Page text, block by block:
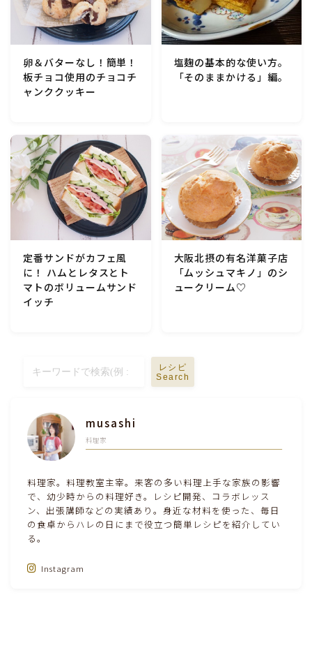
行事食(おせち・ハロウィン・クリスマス・雛祭り・子
供の日・七夕等)
乾物・海藻・麩料理
漬物・ピクルス・保存食・発酵食品
圧力鍋使用の料理
ソース・ドレッシング・たれ・ディップ類
ドリンク・シロップ・ジャム類
テーブルコーディネート・食器・調理器具
離乳食・キッズメニュー
その他徒然
卵＆バターなし！簡単！
板チョコ使用のチョコチ
ャンククッキー
塩麹の基本的な使い方。
「そのままかける」編。
定番サンドがカフェ風
に！ ハムとレタスとト
マトのボリュームサンド
イッチ
大阪北摂の有名洋菓子店
「ムッシュマキノ」のシ
ュークリーム♡
レシピ
Search
musashi
料理家
料理家。料理教室主宰。来客の多い料理上手な家族の影響
で、幼少時からの料理好き。レシピ開発、コラボレッス
ン、出張講師などの実績あり。身近な材料を使った、毎日
の食卓からハレの日にまで役立つ簡単レシピを紹介してい
る。
Instagram